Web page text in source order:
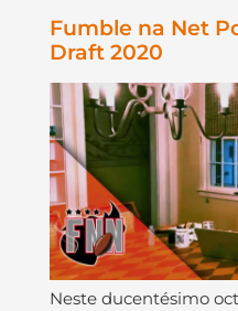
Fumble na Net
Draft 2020
Neste ducentésimo